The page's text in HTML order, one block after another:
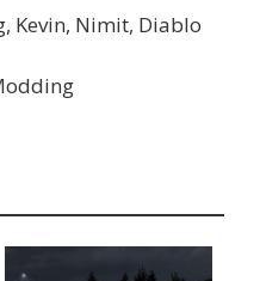
Kevin, Nimit, Diablo